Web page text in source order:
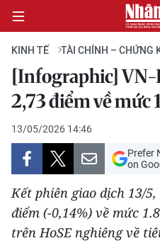
CHÍNH TRỊ
KINH TẾ
VĂN HÓA
XÃ HỘI
PHÁP LUẬT
KINH TẾ TÀI CHÍNH – CHỨNG
[Infographic]
2,73 điểm về mức
13/05/2026 14:46
Prefer
on
Kết phiên giao dịch 13/5,
điểm (-0,14%) về mức
trên HoSE nghiêng về